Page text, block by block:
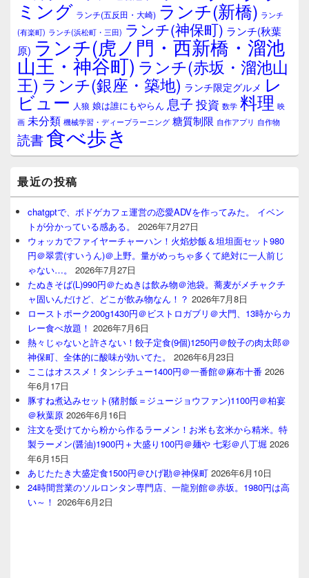
ミング ランチ(五反田・大崎) ランチ(新橋) ランチ
(有楽町) ランチ(浜松町・三田) ランチ(神保町) ランチ(秋葉
原) ランチ(虎ノ門・西新橋・溜池
山王・神谷町) ランチ(赤坂・溜池山
王) ランチ(銀座・築地) ランチ限定グルメ レ
ビュー 人狼 娘は誰にもやらん 息子 投資 数学 料理 映
画 未分類 機械学習・ディープラーニング 糖質制限 自作アプリ 自作物
読書食べ歩き
最近の投稿
chatgptで、ボドゲカフェ運営の恋愛ADVを作ってみた。 イベン
トが分かっている感ある。
2026年7月27日
ウォッカでファイヤーチャーハン！火焰炒飯＆坦坦面セット980
円＠翠雲(すいうん)＠上野。量がめっちゃ多くて絶対に一人前じ
ゃない…。
2026年7月27日
たぬきそば(L)990円＠たぬきは飲み物＠池袋。蕎麦がメチャクチ
ャ固いんだけど、どこが飲み物なん！？ 2026年7月8日
ローストポーク200g1430円＠ビストロガブリ＠大門、13時からカ
レー食べ放題！ 2026年7月6日
熱々じゃないと許さない！餃子定食(9個)1250円＠餃子の肉太郎＠
神保町、全体的に酸味が効いてた。
2026年6月23日
ここはオススメ！タンシチュー1400円＠一番館＠麻布十番 2026
年6月17日
豚すね煮込みセット(猪肘飯＝ジュージョウファン)1100円＠柏宴
＠秋葉原 2026年6月16日
注文を受けてから粉から作るラーメン！お米も玄米から精米。特
製ラーメン(醤油)1900円＋大盛り100円＠麺や 七彩＠八丁堀 2026
年6月15日
あじたたき大盛定食1500円＠ひげ勘＠神保町 2026年6月10日
24時間営業のソルロンタン専門店、一龍別館＠赤坂。1980円は高
い～！ 2026年6月2日